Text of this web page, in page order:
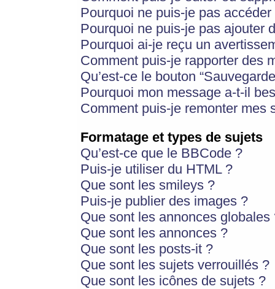
Pourquoi ne puis-je pas
Pourquoi ne puis-je pas ajouter
Pourquoi ai-je reçu un
Comment puis-je rapporter des
Qu’est-ce le bouton
Pourquoi mon message a-t-il
Comment puis-je remonter mes
Formatage et types de sujets
Qu’est-ce que le BBCode ?
Puis-je utiliser du HTML ?
Que sont les smileys ?
Puis-je publier des images ?
Que sont les annonces globales
Que sont les annonces ?
Que sont les posts-it ?
Que sont les sujets verrouillés ?
Que sont les icônes de sujets ?